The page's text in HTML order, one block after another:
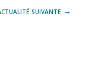
suivante →